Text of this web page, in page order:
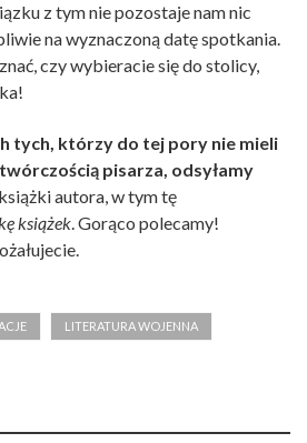
z tym nie pozostaje nam nic
na wyznaczoną datę spotkania.
czy wybieracie się do stolicy,
tych, którzy do tej pory nie mieli
pisarza, odsyłamy
autora, w tym tę
książek. Gorąco polecamy!
LITERATURA WOJENNA